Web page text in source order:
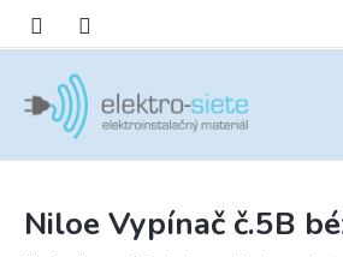
obsah
Niloe Vypínač č.5B